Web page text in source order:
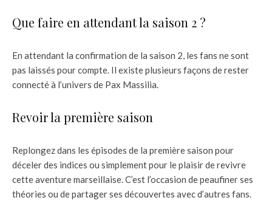
Que faire en attendant la saison 2 ?
En attendant la confirmation de la saison 2, les fans ne sont
pas laissés pour compte. Il existe plusieurs façons de rester
connecté à l’univers de Pax Massilia.
Revoir la première saison
Replongez dans les épisodes de la première saison pour
déceler des indices ou simplement pour le plaisir de revivre
cette aventure marseillaise. C’est l’occasion de peaufiner ses
théories ou de partager ses découvertes avec d’autres fans.